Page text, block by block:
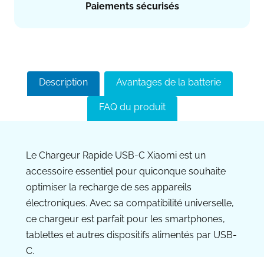
Paiements sécurisés
Description Avantages de la batterie
FAQ du produit
Le Chargeur Rapide USB-C Xiaomi est un
accessoire essentiel pour quiconque souhaite
optimiser la recharge de ses appareils
électroniques. Avec sa compatibilité universelle,
ce chargeur est parfait pour les smartphones,
tablettes et autres dispositifs alimentés par USB-
C.